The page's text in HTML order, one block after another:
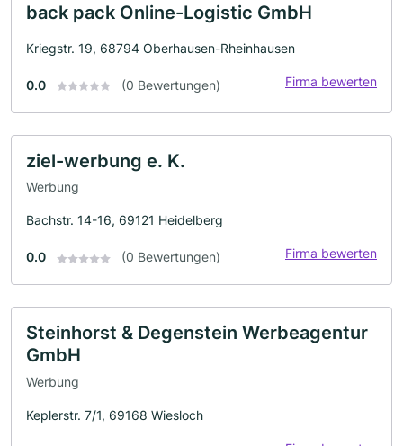
back pack Online-Logistic GmbH
Kriegstr. 19, 68794 Oberhausen-Rheinhausen
0.0 (0 Bewertungen) Firma bewerten
ziel-werbung e. K.
Werbung
Bachstr. 14-16, 69121 Heidelberg
0.0 (0 Bewertungen) Firma bewerten
Steinhorst & Degenstein Werbeagentur
GmbH
Werbung
Keplerstr. 7/1, 69168 Wiesloch